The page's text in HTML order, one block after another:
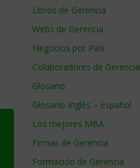
Libros de Gerencia
Webs de Gerencia
Negocios por País
Colaboradores de Gerencia
Glosario
Glosario Inglés – Español
Los mejores MBA
Firmas de Gerencia
Formación de Gerencia